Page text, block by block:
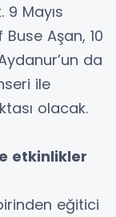
Mayıs
Aşan, 10
da
ile
olacak.
etkinlikler
eğitici